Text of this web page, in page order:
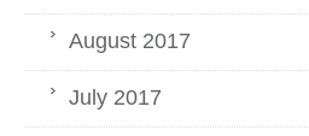
August 2017
July 2017